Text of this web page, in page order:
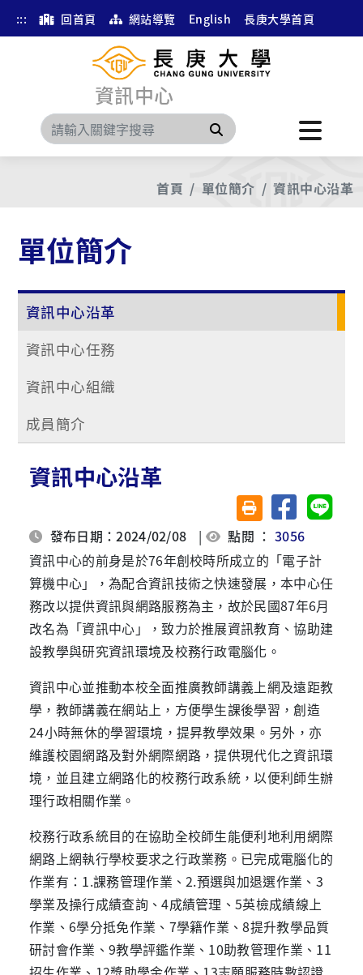
::: 回首頁 網站導覽 English 長庚大學首頁
資訊中心
搜尋
首頁 單位簡介 資訊中心沿革
單位簡介
資訊中心沿革
資訊中心任務
資訊中心組織
成員簡介
資訊中心沿革
友善列印(另開視窗)
分享至臉書分享
發布日期：2024/02/08 | 點閱 ：3056
資訊中心的前身是於76年創校時所成立的「電子計
算機中心」，為配合資訊技術之快速發展，本中心任
務改以提供資訊與網路服務為主，故於民國87年6月
改名為「資訊中心」，致力於推展資訊教育、協助建
設教學與研究資訊環境及校務行政電腦化。
資訊中心並推動本校全面推廣教師講義上網及遠距教
學，教師講義在網站上，方便學生課後學習，創造
24小時無休的學習環境，提昇教學效果。另外，亦
維護校園網路及對外網際網路，提供現代化之資訊環
境，並且建立網路化的校務行政系統，以便利師生辦
理行政相關作業。
校務行政系統目的在協助全校師生能便利地利用網際
網路上網執行學校要求之行政業務。已完成電腦化的
作業有：1.課務管理作業、2.預選與加退選作業、3
學業及操行成績查詢、4成績管理、5英檢成績線上
作業、6學分抵免作業、7學籍作業、8提升教學品質
研討會作業、9教學評鑑作業、10助教管理作業、11